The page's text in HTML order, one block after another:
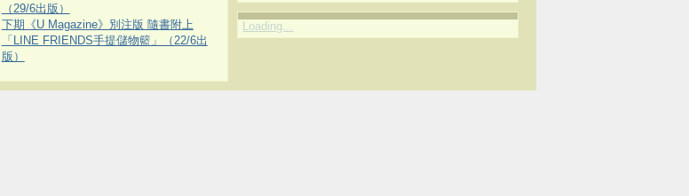
（29/6出版）
下期《U Magazine》別注版 隨書附上
「LINE FRIENDS手提儲物籃」（22/6出
版）
Loading...